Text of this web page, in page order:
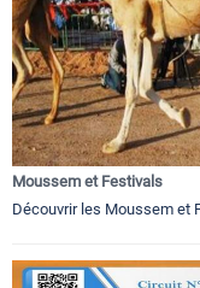
Moussem et Festivals
Découvrir les Moussem et